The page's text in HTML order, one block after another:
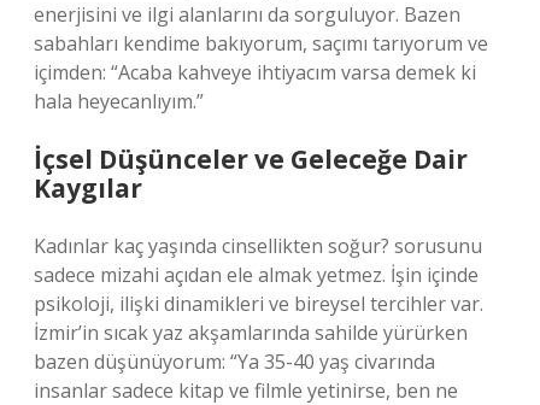
enerjisini ve ilgi alanlarını da sorguluyor. Bazen
sabahları kendime bakıyorum, saçımı tarıyorum ve
içimden: “Acaba kahveye ihtiyacım varsa demek ki
hala heyecanlıyım.”
İçsel Düşünceler ve Geleceğe Dair
Kaygılar
Kadınlar kaç yaşında cinsellikten soğur? sorusunu
sadece mizahi açıdan ele almak yetmez. İşin içinde
psikoloji, ilişki dinamikleri ve bireysel tercihler var.
İzmir’in sıcak yaz akşamlarında sahilde yürürken
bazen düşünüyorum: “Ya 35-40 yaş civarında
insanlar sadece kitap ve filmle yetinirse, ben ne